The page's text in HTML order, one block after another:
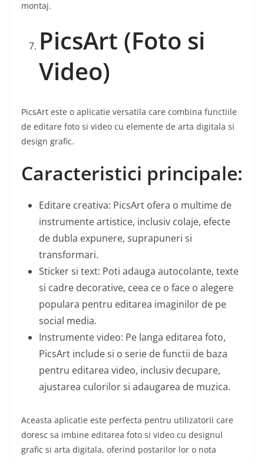
montaj.
PicsArt (Foto si
Video)
PicsArt este o aplicatie versatila care combina functiile
de editare foto si video cu elemente de arta digitala si
design grafic.
Caracteristici principale:
Editare creativa: PicsArt ofera o multime de
instrumente artistice, inclusiv colaje, efecte
de dubla expunere, suprapuneri si
transformari.
Sticker si text: Poti adauga autocolante, texte
si cadre decorative, ceea ce o face o alegere
populara pentru editarea imaginilor de pe
social media.
Instrumente video: Pe langa editarea foto,
PicsArt include si o serie de functii de baza
pentru editarea video, inclusiv decupare,
ajustarea culorilor si adaugarea de muzica.
Aceasta aplicatie este perfecta pentru utilizatorii care
doresc sa imbine editarea foto si video cu designul
grafic si arta digitala, oferind postarilor lor o nota